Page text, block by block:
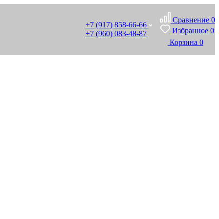
+7 (917) 858-66-66
+7 (960) 083-48-87
Сравнение 0
Избранное 0
Корзина 0